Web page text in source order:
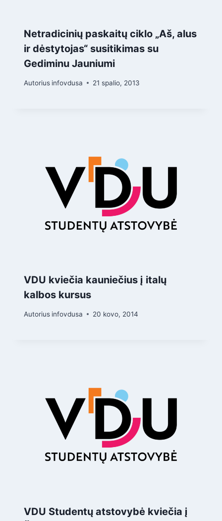
Netradicinių paskaitų ciklo „Aš, alus
ir dėstytojas“ susitikimas su
Gediminu Jauniumi
Autorius infovdusa 21 spalio, 2013
VDU kviečia kauniečius į italų
kalbos kursus
Autorius infovdusa 20 kovo, 2014
VDU Studentų atstovybė kviečia į